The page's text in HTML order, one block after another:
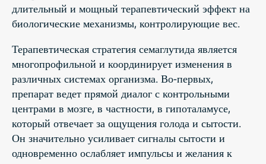
длительный и мощный терапевтический эффект на
биологические механизмы, контролирующие вес.
Терапевтическая стратегия семаглутида является
многопрофильной и координирует изменения в
различных системах организма. Во-первых,
препарат ведет прямой диалог с контрольными
центрами в мозге, в частности, в гипоталамусе,
который отвечает за ощущения голода и сытости.
Он значительно усиливает сигналы сытости и
одновременно ослабляет импульсы и желания к